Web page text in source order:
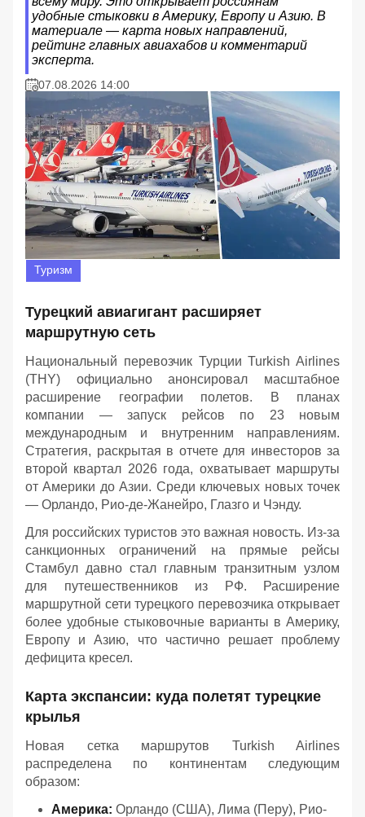
удобные стыковки в Америку, Европу и Азию. В
материале — карта новых направлений,
рейтинг главных авиахабов и комментарий
эксперта.
07.08.2026 14:00
Туризм
Турецкий авиагигант расширяет
маршрутную сеть
Национальный перевозчик Турции Turkish Airlines
(THY) официально анонсировал масштабное
расширение географии полетов. В планах
компании — запуск рейсов по 23 новым
международным и внутренним направлениям.
Стратегия, раскрытая в отчете для инвесторов за
второй квартал 2026 года, охватывает маршруты
от Америки до Азии. Среди ключевых новых точек
— Орландо, Рио-де-Жанейро, Глазго и Чэнду.
Для российских туристов это важная новость. Из-за
санкционных ограничений на прямые рейсы
Стамбул давно стал главным транзитным узлом
для путешественников из РФ. Расширение
маршрутной сети турецкого перевозчика открывает
более удобные стыковочные варианты в Америку,
Европу и Азию, что частично решает проблему
дефицита кресел.
Карта экспансии: куда полетят турецкие
крылья
Новая сетка маршрутов Turkish Airlines
распределена по континентам следующим
образом:
Америка: Орландо (США), Лима (Перу), Рио-